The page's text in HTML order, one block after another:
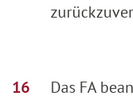
Das FA